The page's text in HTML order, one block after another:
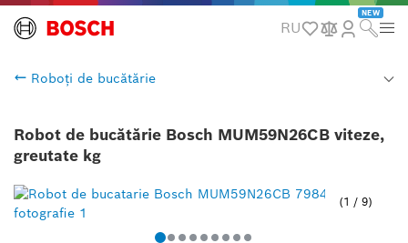
RU
NEW
Roboți de bucătărie
Robot de bucătărie Bosch MUM59N26CB viteze,
greutate kg
1 / 9